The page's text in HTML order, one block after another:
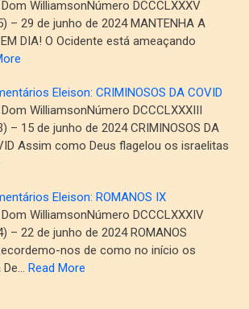
WilliamsonNúmero DCCCLXXXV
– 29 de junho de 2024 MANTENHA A
DIA! O Ocidente está ameaçando
Eleison: CRIMINOSOS DA COVID
WilliamsonNúmero DCCCLXXXIII
– 15 de junho de 2024 CRIMINOSOS DA
Assim como Deus flagelou os israelitas
Eleison: ROMANOS IX
WilliamsonNúmero DCCCLXXXIV
– 22 de junho de 2024 ROMANOS
nos de como no início os
De… Read More